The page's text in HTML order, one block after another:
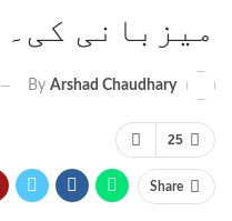
میزبانی کی۔
By Arshad Chaudhary
25
Share